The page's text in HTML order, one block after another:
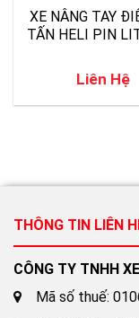
XE NÂNG TAY
TẤN HELI PIN
Liên Hệ
THÔNG TIN LIÊN
CÔNG TY TNHH
Mã số thuế: